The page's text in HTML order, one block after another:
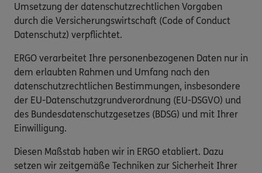
Umsetzung der datenschutzrechtlichen Vorgaben
durch die Versicherungswirtschaft (Code of Conduct
Datenschutz) verpflichtet.
ERGO verarbeitet Ihre personenbezogenen Daten nur in
dem erlaubten Rahmen und Umfang nach den
datenschutzrechtlichen Bestimmungen, insbesondere
der EU-Datenschutzgrundverordnung (EU-DSGVO) und
des Bundesdatenschutzgesetzes (BDSG) und mit Ihrer
Einwilligung.
Diesen Maßstab haben wir in ERGO etabliert. Dazu
setzen wir zeitgemäße Techniken zur Sicherheit Ihrer